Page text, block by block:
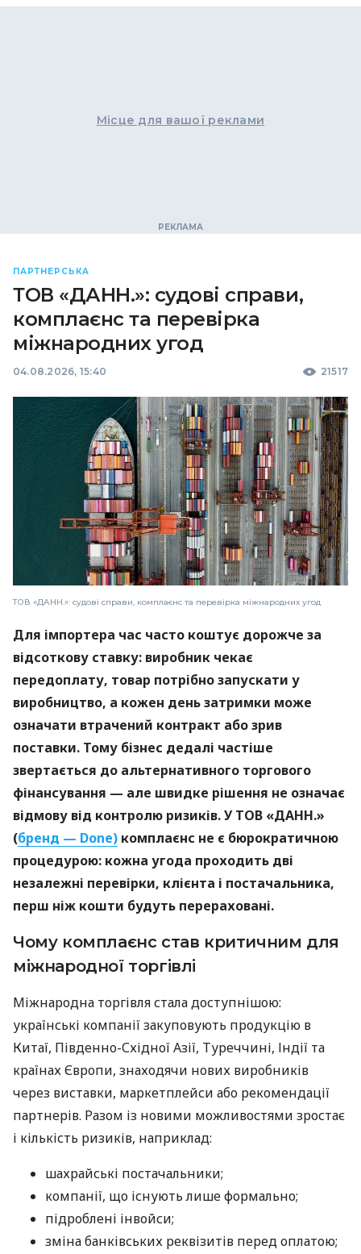
Місце для вашої реклами
ПАРТНЕРСЬКА
ТОВ «ДАНН.»: судові справи,
комплаєнс та перевірка
міжнародних угод
04.08.2026, 15:40 21517
ТОВ «ДАНН.»: судові справи, комплаєнс та перевірка міжнародних угод
Для імпортера час часто коштує дорожче за
відсоткову ставку: виробник чекає
передоплату, товар потрібно запускати у
виробництво, а кожен день затримки може
означати втрачений контракт або зрив
поставки. Тому бізнес дедалі частіше
звертається до альтернативного торгового
фінансування — але швидке рішення не означає
відмову від контролю ризиків. У ТОВ «ДАНН.»
(бренд — Done) комплаєнс не є бюрократичною
процедурою: кожна угода проходить дві
незалежні перевірки, клієнта і постачальника,
перш ніж кошти будуть перераховані.
Чому комплаєнс став критичним для
міжнародної торгівлі
Міжнародна торгівля стала доступнішою:
українські компанії закуповують продукцію в
Китаї, Південно-Східної Азії, Туреччині, Індії та
країнах Європи, знаходячи нових виробників
через виставки, маркетплейси або рекомендації
партнерів. Разом із новими можливостями зростає
і кількість ризиків, наприклад:
шахрайські постачальники;
компанії, що існують лише формально;
підроблені інвойси;
зміна банківських реквізитів перед оплатою;